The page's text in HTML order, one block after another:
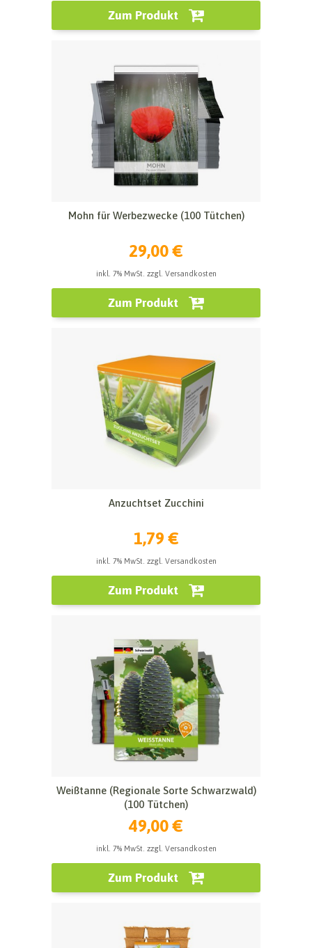
Zum Produkt
Mohn für Werbezwecke (100 Tütchen)
29,00 €
inkl. 7% MwSt. zzgl. Versandkosten
Zum Produkt
Anzuchtset Zucchini
1,79 €
inkl. 7% MwSt. zzgl. Versandkosten
Zum Produkt
Weißtanne (Regionale Sorte Schwarzwald)
(100 Tütchen)
49,00 €
inkl. 7% MwSt. zzgl. Versandkosten
Zum Produkt